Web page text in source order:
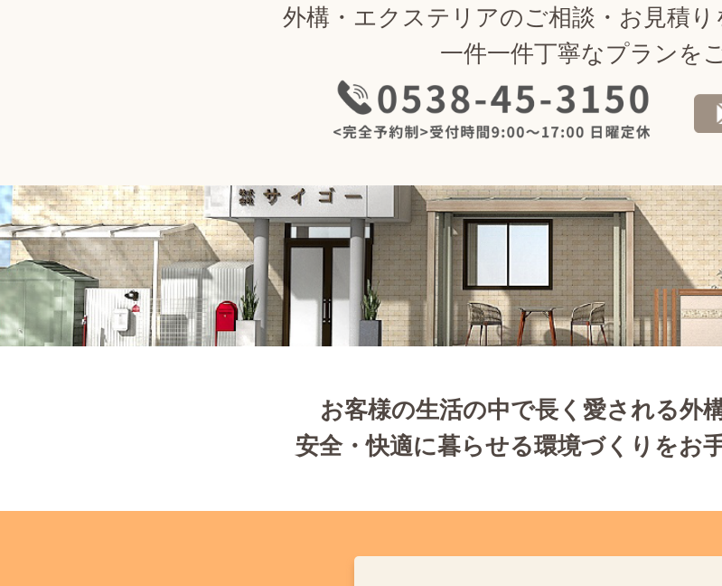
外構・エクステリアのご相談・お見積り
一件一件丁寧なプランを
お客様の生活の中で長く愛される外
安全・快適に暮らせる環境づくりをお